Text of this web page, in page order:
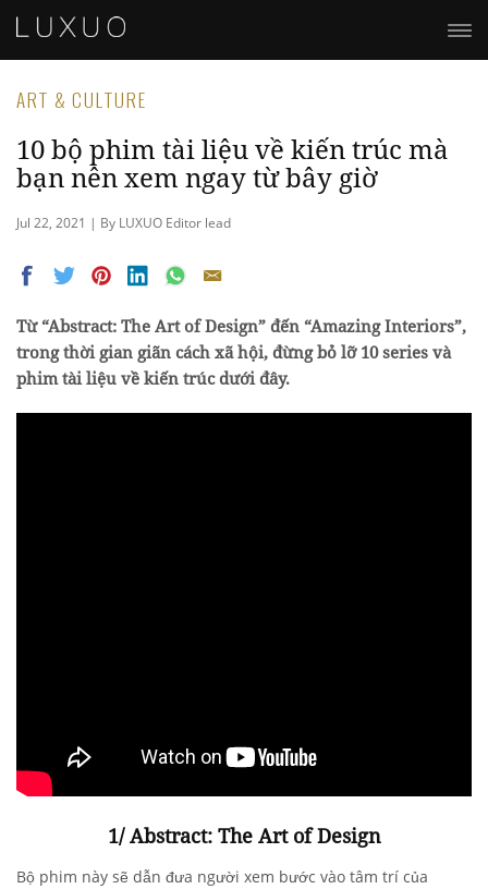
ART & CULTURE
10 bộ phim tài liệu về kiến trúc mà
bạn nên xem ngay từ bây giờ
Jul 22, 2021 | By LUXUO Editor lead
Từ “Abstract: The Art of Design” đến “Amazing Interiors”,
trong thời gian giãn cách xã hội, đừng bỏ lỡ 10 series và
phim tài liệu về kiến trúc dưới đây.
1/ Abstract: The Art of Design
Bộ phim này sẽ dẫn đưa người xem bước vào tâm trí của